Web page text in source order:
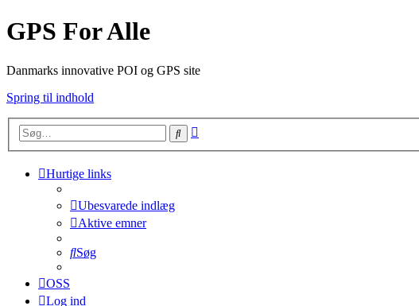
GPS For Alle
Danmarks innovative POI og GPS site
Spring til indhold
Søg
Hurtige links
Ubesvarede indlæg
Aktive emner
Søg
OSS
Log ind